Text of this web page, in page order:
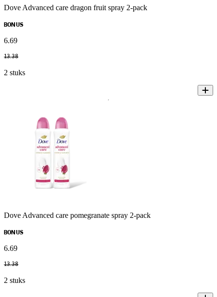
Dove Advanced care dragon fruit spray 2-pack
BONUS
6.69
13.38
2 stuks
Dove Advanced care pomegranate spray 2-pack
BONUS
6.69
13.38
2 stuks